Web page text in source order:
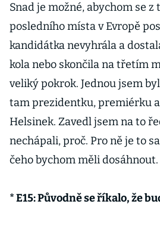
Snad je možné, abychom se
posledního místa v Evropě
kandidátka nevyhrála a
kola nebo skončila na třetím
veliký pokrok. Jednou jsem
tam prezidentku, premiérku
Helsinek. Zavedl jsem na to
nechápali, proč. Pro ně je to
čeho bychom měli dosáhnout.
* E15: Původně se říkalo, že